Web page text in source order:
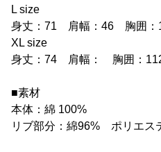
L size
身丈：71 肩幅：46 胸囲
XL size
身丈：74 肩幅： 胸囲：
■素材
本体：綿 100%
リブ部分：綿96% ポリエス